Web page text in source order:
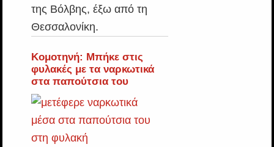
της Βόλβης, έξω από τη
Θεσσαλονίκη.
Κομοτηνή: Μπήκε στις
φυλακές με τα ναρκωτικά
στα παπούτσια του